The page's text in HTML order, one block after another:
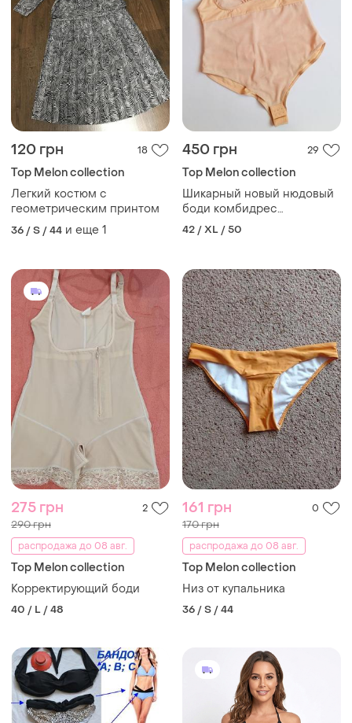
120 грн 18
Top Melon collection
Легкий костюм с
геометрическим принтом
36 / S / 44 и еще 1
450 грн 29
Top Melon collection
Шикарный новый нюдовый
боди комбидрес
корректирующее белье с
эффектом пуш ап❤️ сток!
42 / XL / 50
275 грн 2
290 грн
распродажа до 08 авг.
Top Melon collection
Корректирующий боди
40 / L / 48
161 грн 0
170 грн
распродажа до 08 авг.
Top Melon collection
Низ от купальника
36 / S / 44